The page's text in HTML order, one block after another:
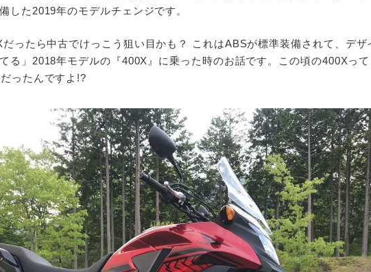
した2019年のモデルチェンジです。
ったら中古でけっこう狙い目かも？ これはABSが標準装備されて、デザ
る」2018年モデルの『400X』に乗った時のお話です。この頃の400Xっ
ったんですよ!?